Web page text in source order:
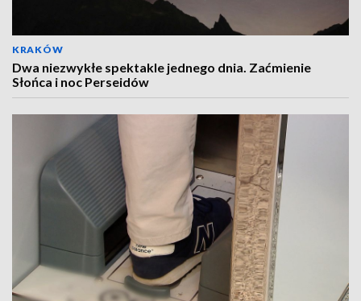
KRAKÓW
Dwa niezwykłe spektakle jednego dnia. Zaćmienie
Słońca i noc Perseidów